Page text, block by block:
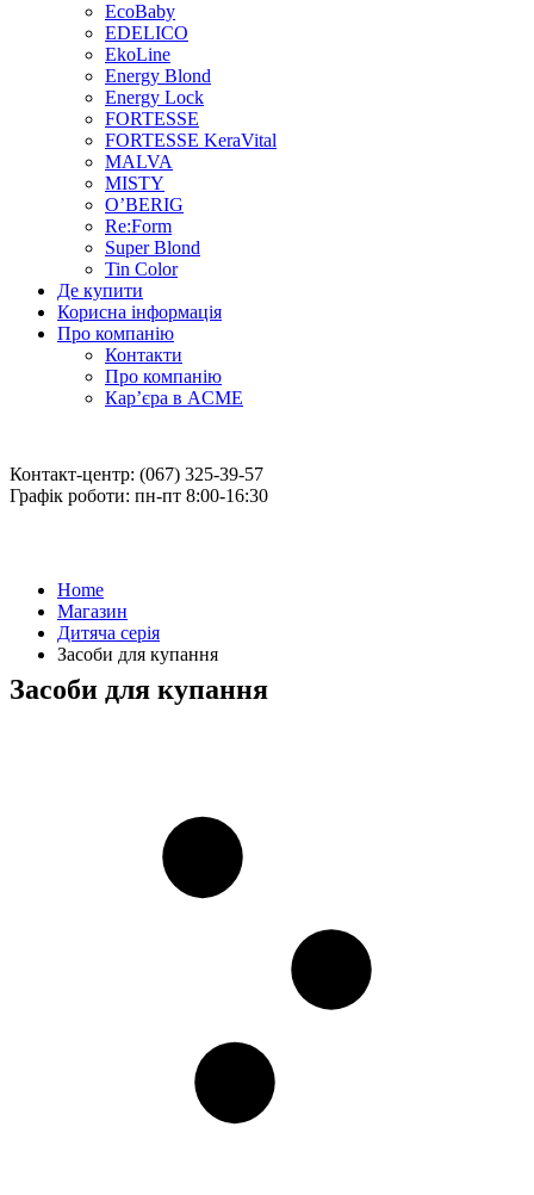
EcoBaby
EDELICO
EkoLine
Energy Blond
Energy Lock
FORTESSE
FORTESSE KeraVital
MALVA
MISTY
O’BERIG
Re:Form
Super Blond
Tin Color
Де купити
Корисна інформація
Про компанію
Контакти
Про компанію
Кар’єра в ACME
Контакт-центр: (067) 325-39-57
Графік роботи: пн-пт 8:00-16:30
Home
Магазин
Дитяча серія
Засоби для купання
Засоби для купання